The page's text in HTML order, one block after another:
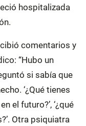
hospitalizada
comentarios y
“Hubo un
si sabía que
‘¿Qué tienes
el futuro?’, ‘¿qué
Otra psiquiatra